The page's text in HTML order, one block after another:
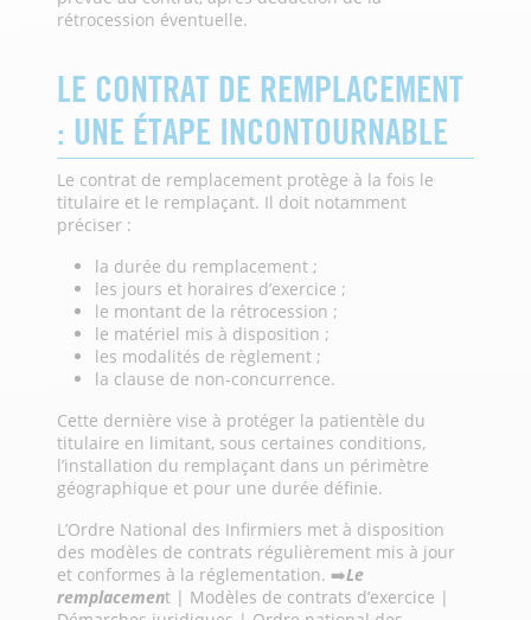
rétrocession éventuelle.
LE CONTRAT DE REMPLACEMENT
: UNE ÉTAPE INCONTOURNABLE
Le contrat de remplacement protège à la fois le
titulaire et le remplaçant. Il doit notamment
préciser :
la durée du remplacement ;
les jours et horaires d’exercice ;
le montant de la rétrocession ;
le matériel mis à disposition ;
les modalités de règlement ;
la clause de non-concurrence.
Cette dernière vise à protéger la patientèle du
titulaire en limitant, sous certaines conditions,
l’installation du remplaçant dans un périmètre
géographique et pour une durée définie.
L’Ordre National des Infirmiers met à disposition
des modèles de contrats régulièrement mis à jour
et conformes à la réglementation. ➡️Le
remplacement | Modèles de contrats d’exercice |